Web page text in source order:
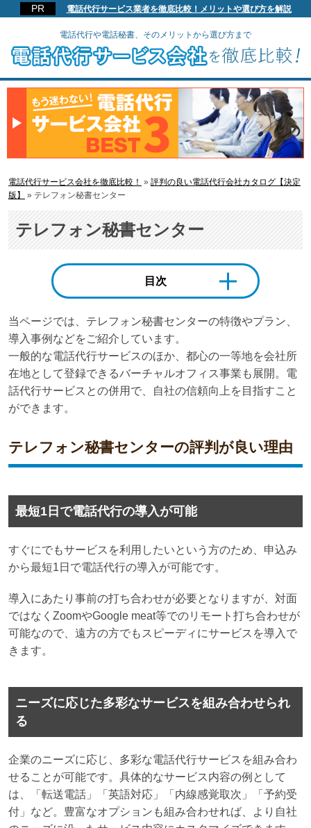
電話代行サービス業者を徹底比較！メリットや選び方を解説
電話代行や電話秘書、そのメリットから選び方まで
電話代行サービス会社を徹底比較！ » 評判の良い電話代行会社カタログ【決定
版】
» テレフォン秘書センター
テレフォン秘書センター
目次
当ページでは、テレフォン秘書センターの特徴やプラン、
導入事例などをご紹介しています。
一般的な電話代行サービスのほか、都心の一等地を会社所
在地として登録できるバーチャルオフィス事業も展開。電
話代行サービスとの併用で、自社の信頼向上を目指すこと
ができます。
テレフォン秘書センターの評判が良い理由
最短1日で電話代行の導入が可能
すぐにでもサービスを利用したいという方のため、申込み
から最短1日で電話代行の導入が可能です。
導入にあたり事前の打ち合わせが必要となりますが、対面
ではなくZoomやGoogle meat等でのリモート打ち合わせが
可能なので、遠方の方でもスピーディにサービスを導入で
きます。
ニーズに応じた多彩なサービスを組み合わせられ
る
企業のニーズに応じ、多彩な電話代行サービスを組み合わ
せることが可能です。具体的なサービス内容の例として
は、「転送電話」「英語対応」「内線感覚取次」「予約受
付」など。豊富なオプションも組み合わせれば、より自社